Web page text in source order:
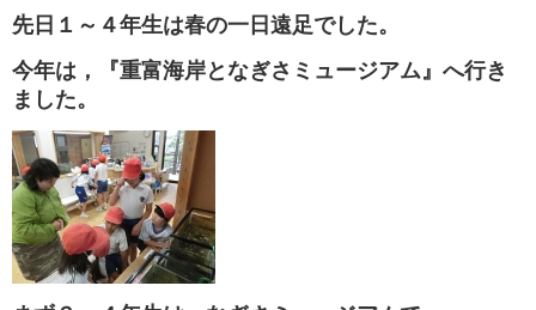
先日１～４年生は春の一日遠足でした。
今年は，『重富海岸となぎさミュージアム』へ行き
ました。